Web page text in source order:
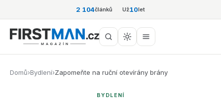
2 104článků Už10let
Domů›Bydlení›Zapomeňte na ruční otevírány brány
BYDLENÍ